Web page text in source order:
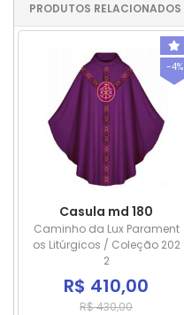
PRODUTOS RELACIONADOS
-4%
Casula md 180
Caminho da Lux Parament
os Litúrgicos / Coleção 202
2
R$ 410,00
R$ 430,00